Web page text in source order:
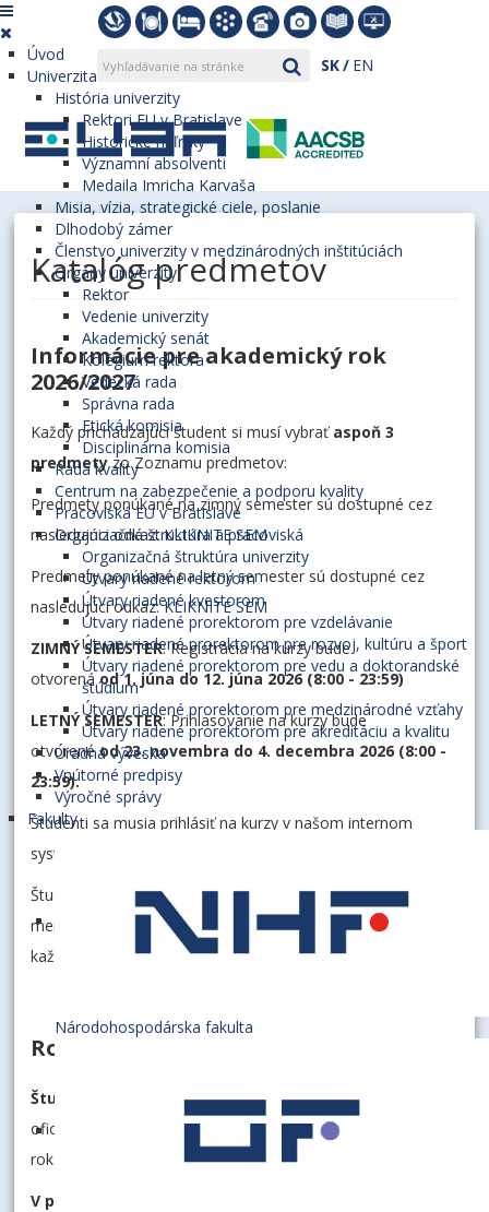
SK EN
Úvod
Univerzita
História univerzity
Rektori EU v Bratislave
Historické míľniky
Významní absolventi
Medaila Imricha Karvaša
Misia, vízia, strategické ciele, poslanie
Dlhodobý zámer
Členstvo univerzity v medzinárodných inštitúciách
Orgány univerzity
Rektor
Vedenie univerzity
Akademický senát
Kolégium rektora
Vedecká rada
Správna rada
Etická komisia
Disciplinárna komisia
Rada kvality
Centrum na zabezpečenie a podporu kvality
Pracoviská EU v Bratislave
Organizačná štruktúra a pracoviská
Organizačná štruktúra univerzity
Útvary riadené rektorom
Útvary riadené kvestorom
Útvary riadené prorektorom pre vzdelávanie
Útvary riadené prorektorom pre rozvoj, kultúru a šport
Útvary riadené prorektorom pre vedu a doktorandské
štúdium
Útvary riadené prorektorom pre medzinárodné vzťahy
Útvary riadené prorektorom pre akreditáciu a kvalitu
Úradná výveska
Vnútorné predpisy
Výročné správy
Fakulty
Národohospodárska fakulta
Katalóg predmetov
Informácie pre akademický rok
2026/2027
Každý prichádzajúci študent si musí vybraťaspoň 3
predmetyzo Zoznamu predmetov:
Predmety ponúkané na zimný semester sú dostupné cez
nasledujúci odkaz:KLIKNITE SEM
Predmety ponúkané na letný semester sú dostupné cez
nasledujúci odkaz:KLIKNITE SEM
ZIMNÝ SEMESTER: Registrácia na kurzy bude
otvorenáod 1. júna do 12. júna 2026 (8:00 - 23:59)
LETNÝ SEMESTER: Prihlasovanie na kurzy bude
otvorenéod 23. novembra do 4. decembra 2026 (8:00 -
23:59).
Študenti sa musia prihlásiť na kurzy v našom internom
systéme.
Študenti dostanú všetky podrobné pokyny, používateľské
mená a heslá do AIS, príručku a špecifické podmienky
každého online registračného kola.
Rozvrh výučby
Študenti obdržia rozvrh výučby 1-2 týždnepred
oficiálnym zahájením semestra príslušného akademického
roka.
V prípade prekrývania predmetov si študent musí